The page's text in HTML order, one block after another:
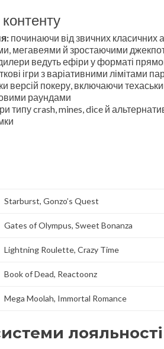
починаючи від звичних класичних
мегавеями й зростаючими
ведуть ефіри у форматі
ігри з варіативними лімітами
версій покеру, включаючи
раундами
типу crash, mines, dice й
Starburst, Gonzo’s Quest
Gates of Olympus, Sweet Bonanza
Lightning Roulette, Crazy Time
Book of Dead, Reactoonz
Mega Moolah, Immortal Romance
лояльності